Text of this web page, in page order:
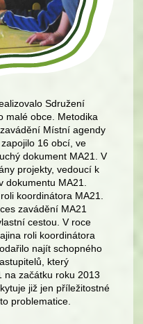
Sdružení
malé obce. Metodika
Místní agendy
16 obcí, ve
dokument MA21. V
projekty, vedoucí k
MA21.
koordinátora MA21.
zavádění MA21
cestou. V roce
roli koordinátora
najít schopného
který
na začátku roku 2013
již jen příležitostné
problematice.